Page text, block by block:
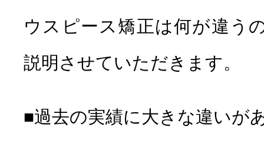
ウスピース矯正は何が違う
説明させていただきます。
■過去の実績に大きな違いが